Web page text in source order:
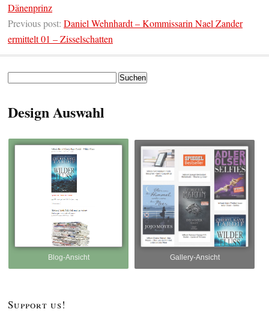
Dänenprinz
Previous post: Daniel Wehnhardt – Kommissarin Nael Zander
ermittelt 01 – Zisselschatten
Design Auswahl
Blog-Ansicht Gallery-Ansicht
Support us!